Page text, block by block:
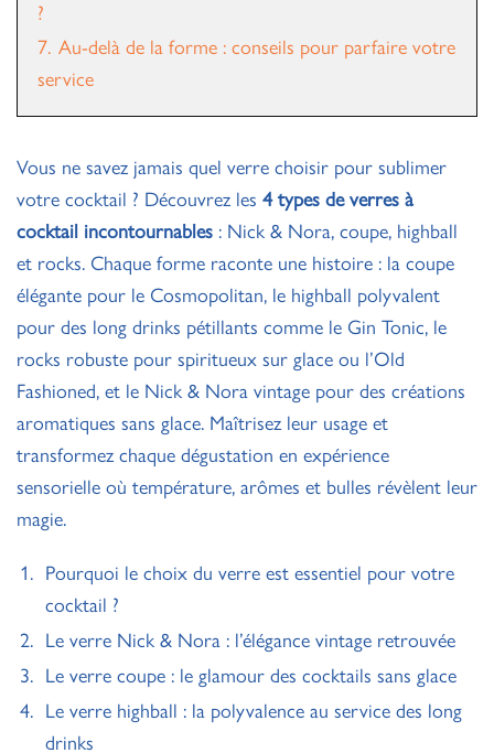
?
7. Au-delà de la forme : conseils pour parfaire votre
service
Vous ne savez jamais quel verre choisir pour sublimer
votre cocktail ? Découvrez les 4 types de verres à
cocktail incontournables : Nick & Nora, coupe, highball
et rocks. Chaque forme raconte une histoire : la coupe
élégante pour le Cosmopolitan, le highball polyvalent
pour des long drinks pétillants comme le Gin Tonic, le
rocks robuste pour spiritueux sur glace ou l’Old
Fashioned, et le Nick & Nora vintage pour des créations
aromatiques sans glace. Maîtrisez leur usage et
transformez chaque dégustation en expérience
sensorielle où température, arômes et bulles révèlent leur
magie.
Pourquoi le choix du verre est essentiel pour votre
cocktail ?
Le verre Nick & Nora : l’élégance vintage retrouvée
Le verre coupe : le glamour des cocktails sans glace
Le verre highball : la polyvalence au service des long
drinks